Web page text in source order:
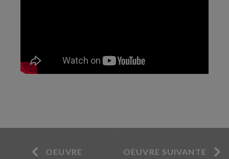
OEUVRE
OEUVRE SUIVANTE